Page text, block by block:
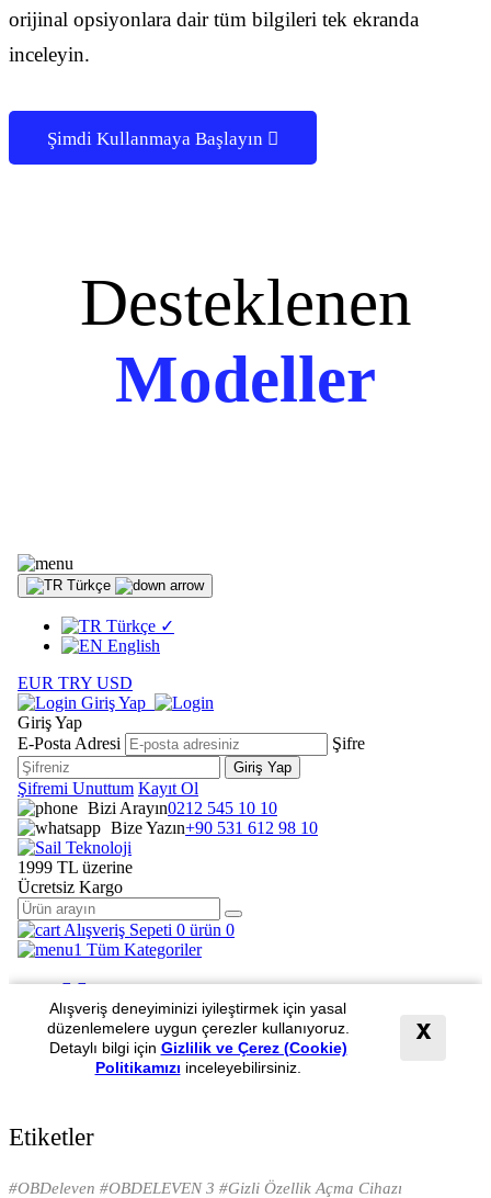
orijinal opsiyonlara dair tüm bilgileri tek ekranda
inceleyin.
Şimdi Kullanmaya Başlayın 
Desteklenen
Modeller
Etiketler
#OBDeleven #OBDELEVEN 3 #Gizli Özellik Açma Cihazı